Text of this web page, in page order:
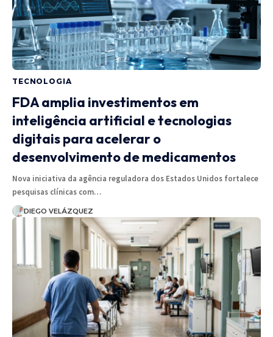
TECNOLOGIA
FDA amplia investimentos em
inteligência artificial e tecnologias
digitais para acelerar o
desenvolvimento de medicamentos
Nova iniciativa da agência reguladora dos Estados Unidos fortalece
pesquisas clínicas com…
DIEGO VELÁZQUEZ